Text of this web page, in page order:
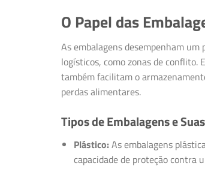
O Papel das
As embalagens desempenham
logísticos, como zonas de conflito.
também facilitam o
perdas alimentares.
Tipos de Embalagens e
Plástico:As embalagens
capacidade de proteção contra